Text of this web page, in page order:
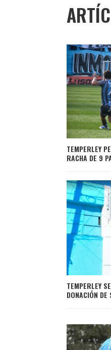
TEMPERLEY
RACHA DE 9
TEMPERLEY
DONACIÓN